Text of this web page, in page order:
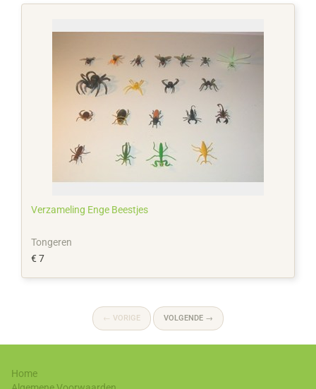
Verzameling Enge Beestjes
Tongeren
€ 7
← VORIGE VOLGENDE →
Home